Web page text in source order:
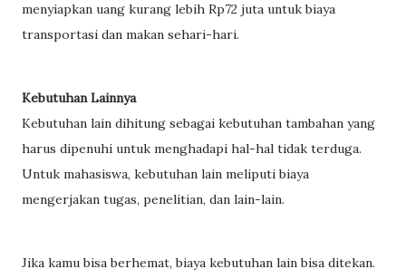
menyiapkan uang kurang lebih Rp72 juta untuk biaya
transportasi dan makan sehari-hari.
Kebutuhan Lainnya
Kebutuhan lain dihitung sebagai kebutuhan tambahan yang
harus dipenuhi untuk menghadapi hal-hal tidak terduga.
Untuk mahasiswa, kebutuhan lain meliputi biaya
mengerjakan tugas, penelitian, dan lain-lain.
Jika kamu bisa berhemat, biaya kebutuhan lain bisa ditekan.